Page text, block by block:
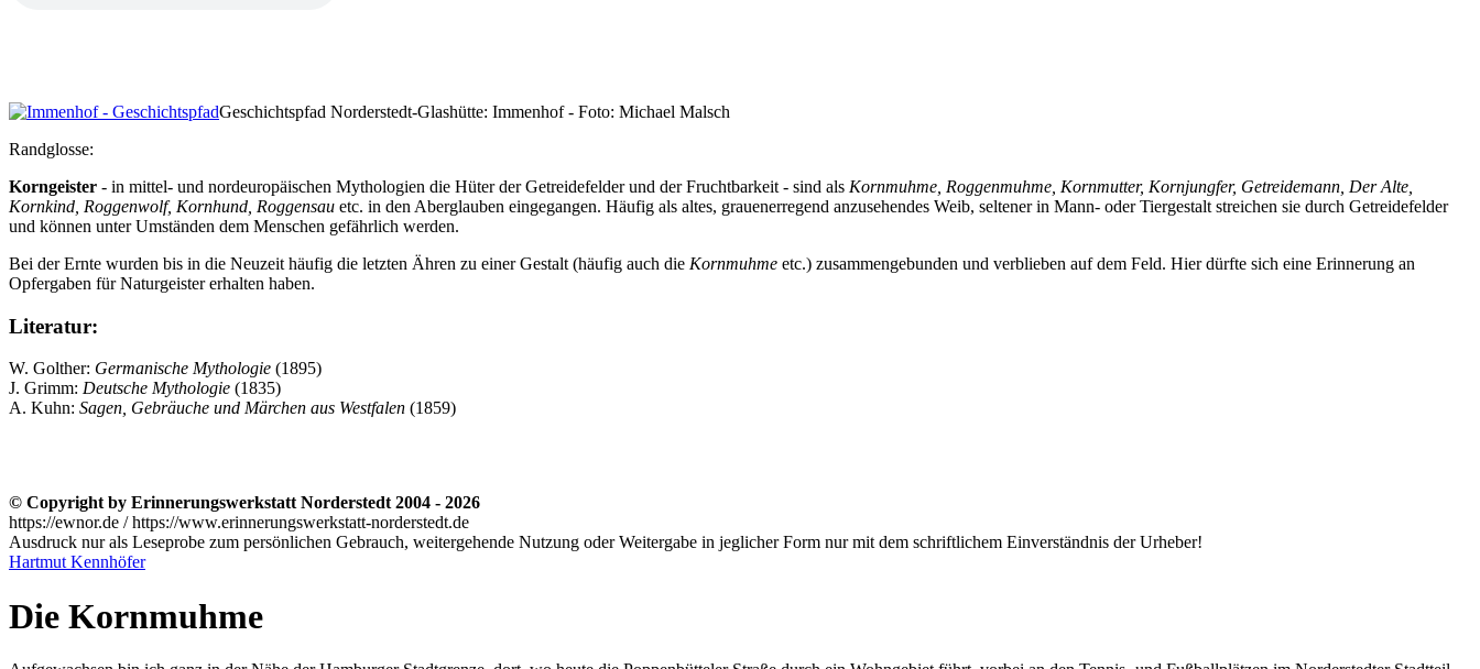
Geschichtspfad Norderstedt-Glashütte: Immenhof - Foto: Michael Malsch
Randglosse:
Korngeister - in mittel- und nordeuropäischen Mythologien die Hüter der Getreidefelder und der Fruchtbarkeit - sind als Kornmuhme, Roggenmuhme, Kornmutter, Kornjungfer, Getreidemann, Der Alte,
Kornkind, Roggenwolf, Kornhund, Roggensau etc. in den Aberglauben eingegangen. Häufig als altes, grauenerregend anzusehendes Weib, seltener in Mann- oder Tiergestalt streichen sie durch Getreidefelder
und können unter Umständen dem Menschen gefährlich werden.
Bei der Ernte wurden bis in die Neuzeit häufig die letzten Ähren zu einer Gestalt (häufig auch die Kornmuhme etc.) zusammengebunden und verblieben auf dem Feld. Hier dürfte sich eine Erinnerung an
Opfergaben für Naturgeister erhalten haben.
Literatur:
W. Golther: Germanische Mythologie (1895)
J. Grimm: Deutsche Mythologie (1835)
A. Kuhn: Sagen, Gebräuche und Märchen aus Westfalen (1859)
© Copyright by Erinnerungswerkstatt Norderstedt 2004 - 2026
https://ewnor.de / https://www.erinnerungswerkstatt-norderstedt.de
Ausdruck nur als Leseprobe zum persönlichen Gebrauch, weitergehende Nutzung oder Weitergabe in jeglicher Form nur mit dem schriftlichem Einverständnis der Urheber!
Hartmut Kennhöfer
Die Kornmuhme